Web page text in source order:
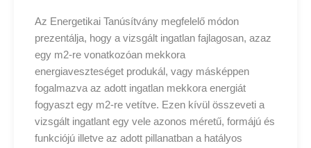
Az Energetikai Tanúsítvány megfelelő módon
prezentálja, hogy a vizsgált ingatlan fajlagosan, azaz
egy m2-re vonatkozóan mekkora
energiaveszteséget produkál, vagy másképpen
fogalmazva az adott ingatlan mekkora energiát
fogyaszt egy m2-re vetítve. Ezen kívül összeveti a
vizsgált ingatlant egy vele azonos méretű, formájú és
funkciójú illetve az adott pillanatban a hatályos